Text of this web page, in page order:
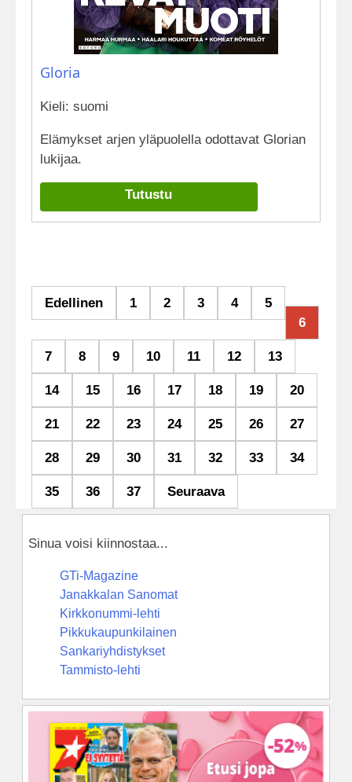
Gloria
Kieli: suomi
Elämykset arjen yläpuolella odottavat Glorian
lukijaa.
Tutustu
Edellinen 1 2 3 4
5
6
7 8 9 10 11 12 13
14 15 16 17 18 19 20
21 22 23 24 25 26 27
28 29 30 31 32 33 34
35 36 37 Seuraava
Sinua voisi kiinnostaa...
GTi-Magazine
Janakkalan Sanomat
Kirkkonummi-lehti
Pikkukaupunkilainen
Sankariyhdistykset
Tammisto-lehti